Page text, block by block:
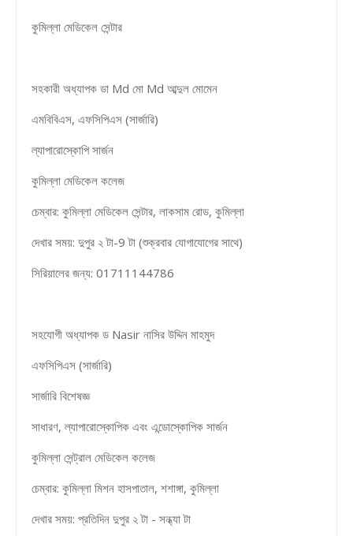
কুমিল্লা মেডিকেল সেন্টার
সহকারী অধ্যাপক ডা Md মো Md আব্দুল মোমেন
এমবিবিএস, এফসিপিএস (সার্জারি)
ল্যাপারোস্কোপি সার্জন
কুমিল্লা মেডিকেল কলেজ
চেম্বার: কুমিল্লা মেডিকেল সেন্টার, লাকসাম রোড, কুমিল্লা
দেখার সময়: দুপুর ২ টা-9 টা (শুক্রবার যোগাযোগের সাথে)
সিরিয়ালের জন্য: 01711144786
সহযোগী অধ্যাপক ড Nasir নাসির উদ্দিন মাহমুদ
এফসিপিএস (সার্জারি)
সার্জারি বিশেষজ্ঞ
সাধারণ, ল্যাপারোস্কোপিক এবং এন্ডোস্কোপিক সার্জন
কুমিল্লা সেন্ট্রাল মেডিকেল কলেজ
চেম্বার: কুমিল্লা মিশন হাসপাতাল, শশাঙ্গা, কুমিল্লা
দেখার সময়: প্রতিদিন দুপুর ২ টা - সন্ধ্যা টা